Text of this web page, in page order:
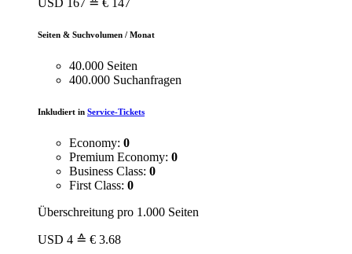
USD 167 ≙ € 147
Seiten & Suchvolumen / Monat
40.000 Seiten
400.000 Suchanfragen
Inkludiert in Service-Tickets
Economy: 0
Premium Economy: 0
Business Class: 0
First Class: 0
Überschreitung pro 1.000 Seiten
USD 4 ≙ € 3.68